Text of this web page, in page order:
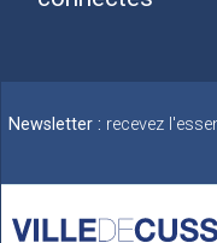
Newsletter : recevez